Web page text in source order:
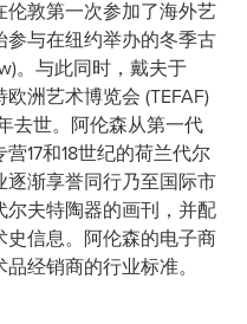
敦第一次参加了海外艺
参与在纽约举办的冬季古
。与此同时，戴夫于
洲艺术博览会 (TEFAF)
去世。阿伦森从第一代
17和18世纪的荷兰代尔
渐享誉同行乃至国际市
夫特陶器的画刊，并配
信息。阿伦森的电子商
经销商的行业标准。